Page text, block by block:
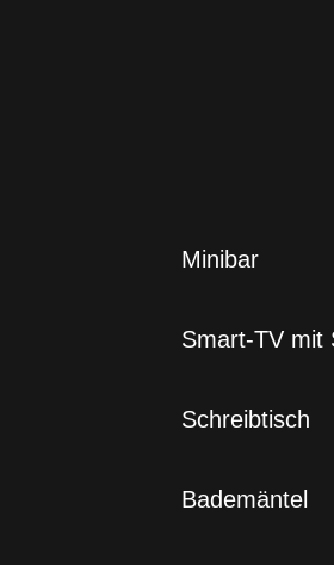
Minibar
Smart-TV mit
Schreibtisch
Bademäntel